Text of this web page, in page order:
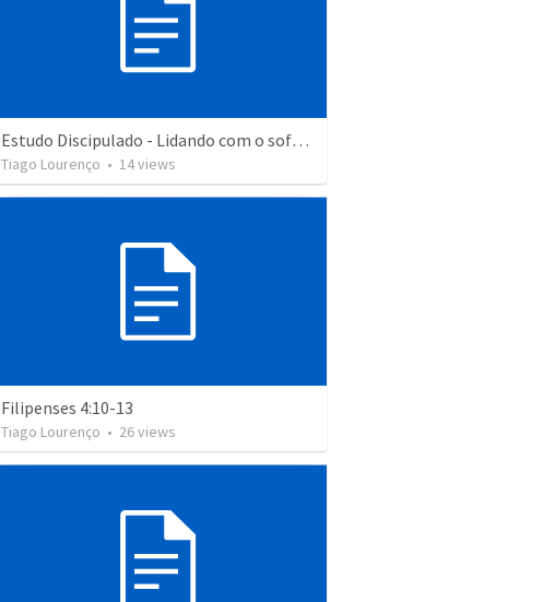
Estudo Discipulado - Lidando com o sofrimento
Tiago Lourenço • 14views
Filipenses 4:10-13
Tiago Lourenço • 26views